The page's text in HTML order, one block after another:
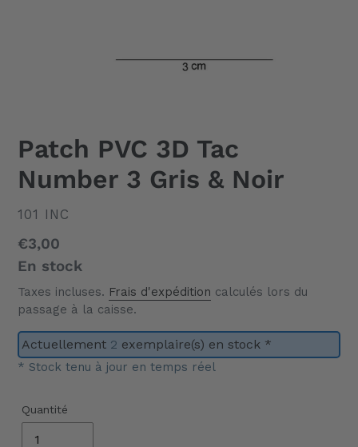
Patch PVC 3D Tac
Number 3 Gris & Noir
DISTRIBUTEUR
101 INC
Prix
normal
€3,00
En stock
Taxes incluses. Frais d'expédition calculés lors du
passage à la caisse.
Actuellement 2 exemplaire(s) en stock *
* Stock tenu à jour en temps réel
Quantité